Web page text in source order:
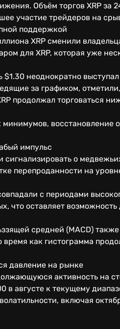
Объём торгов XRP за
участие трейдеров на
поддержкой
XRP сменили
для XRP, которая уже
неоднократно
за графиком,
продолжал торговаться
минимумов,
импульс
о
перепроданности на
с периодами
что оставляет
средней (MACD)
время как гистограмма
давление на рынке
активность на
августе к текущему
включая